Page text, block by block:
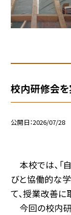
校内研修会
公開日 2026/07/28
本校では、「
びと協働的な
て、授業改善に
今回の校内